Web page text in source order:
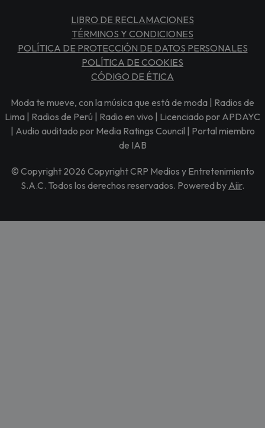
LIBRO DE RECLAMACIONES
TÉRMINOS Y CONDICIONES
POLÍTICA DE PROTECCIÓN DE DATOS PERSONALES
POLÍTICA DE COOKIES
CÓDIGO DE ÉTICA
Moda te mueve, con la música que está de moda | Radios de
Lima | Radios de Perú | Radio en vivo | Licenciado por APDAYC
| Audio auditado por Media Ratings Council | Portal miembro
de IAB
© Copyright 2026 Copyright CRP Medios y Entretenimiento
S.A.C. Todos los derechos reservados. Powered by Aiir.